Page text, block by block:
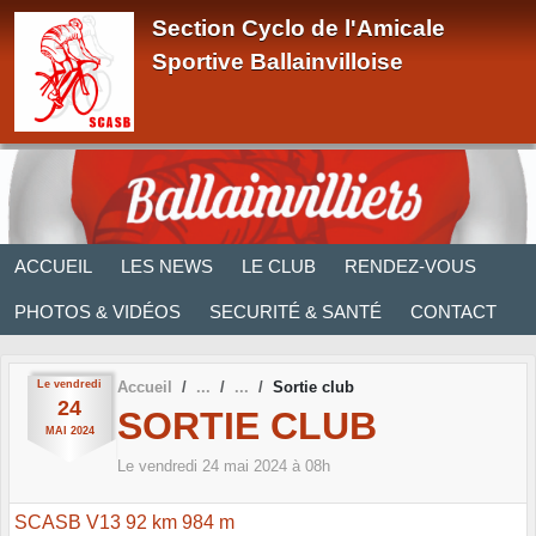
Section Cyclo de l'Amicale
Sportive Ballainvilloise
ACCUEIL LES NEWS LE CLUB RENDEZ-VOUS
PHOTOS & VIDÉOS SECURITÉ & SANTÉ CONTACT
Le vendredi
24
MAI 2024
Accueil Sortie club
SORTIE CLUB
Le vendredi 24 mai 2024 à 08h
SCASB V13 92 km 984 m
Panneau de gestion des cookies